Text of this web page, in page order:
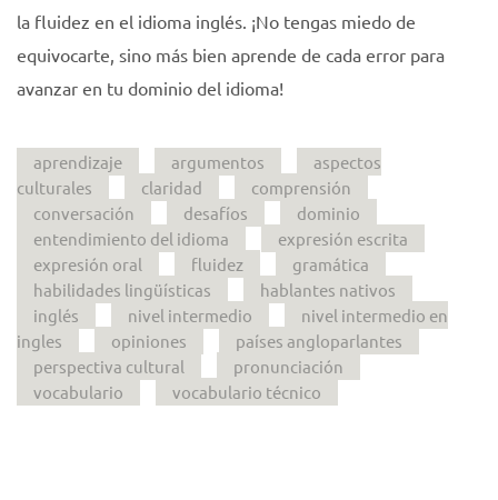
la fluidez en el idioma inglés. ¡No tengas miedo de
equivocarte, sino más bien aprende de cada error para
avanzar en tu dominio del idioma!
aprendizaje argumentos
aspectos
culturales
claridad
comprensión
conversación
desafíos
dominio
entendimiento del idioma
expresión escrita
expresión oral
fluidez
gramática
habilidades lingüísticas
hablantes nativos
inglés
nivel intermedio
nivel intermedio en
ingles
opiniones
países angloparlantes
perspectiva cultural
pronunciación
vocabulario
vocabulario técnico